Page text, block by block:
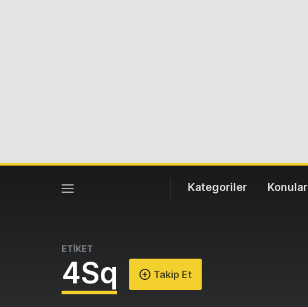
Kategoriler Konular
ETİKET
4Sq Takip Et